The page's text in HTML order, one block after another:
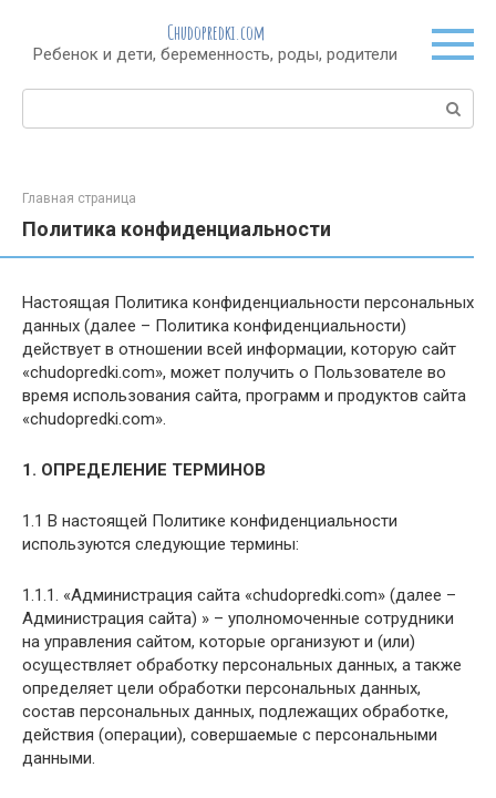
контенту
Chudopredki.com
Ребенок и дети, беременность, роды, родители
Поиск:
Главная страница
Политика конфиденциальности
Настоящая Политика конфиденциальности персональных
данных (далее – Политика конфиденциальности)
действует в отношении всей информации, которую сайт
«chudopredki.com», может получить о Пользователе во
время использования сайта, программ и продуктов сайта
«chudopredki.com».
1. ОПРЕДЕЛЕНИЕ ТЕРМИНОВ
1.1 В настоящей Политике конфиденциальности
используются следующие термины:
1.1.1. «Администрация сайта «chudopredki.com» (далее –
Администрация сайта) » – уполномоченные сотрудники
на управления сайтом, которые организуют и (или)
осуществляет обработку персональных данных, а также
определяет цели обработки персональных данных,
состав персональных данных, подлежащих обработке,
действия (операции), совершаемые с персональными
данными.